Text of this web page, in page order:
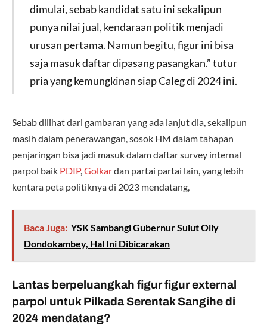
dimulai, sebab kandidat satu ini sekalipun
punya nilai jual, kendaraan politik menjadi
urusan pertama. Namun begitu, figur ini bisa
saja masuk daftar dipasang pasangkan.” tutur
pria yang kemungkinan siap Caleg di 2024 ini.
Sebab dilihat dari gambaran yang ada lanjut dia, sekalipun
masih dalam penerawangan, sosok HM dalam tahapan
penjaringan bisa jadi masuk dalam daftar survey internal
parpol baik PDIP,Golkardan partai partai lain, yang lebih
kentara peta politiknya di 2023 mendatang,
Baca Juga: YSK Sambangi Gubernur Sulut Olly
Dondokambey, Hal Ini Dibicarakan
Lantas berpeluangkah figur figur external
parpol untuk Pilkada Serentak Sangihe di
2024 mendatang?